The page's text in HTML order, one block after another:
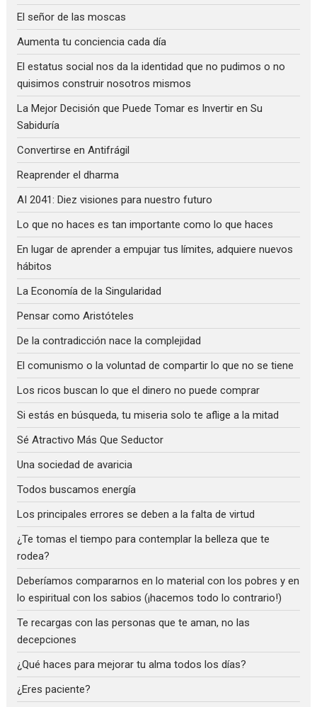
El señor de las moscas
Aumenta tu conciencia cada día
El estatus social nos da la identidad que no pudimos o no
quisimos construir nosotros mismos
La Mejor Decisión que Puede Tomar es Invertir en Su
Sabiduría
Convertirse en Antifrágil
Reaprender el dharma
AI 2041: Diez visiones para nuestro futuro
Lo que no haces es tan importante como lo que haces
En lugar de aprender a empujar tus límites, adquiere nuevos
hábitos
La Economía de la Singularidad
Pensar como Aristóteles
De la contradicción nace la complejidad
El comunismo o la voluntad de compartir lo que no se tiene
Los ricos buscan lo que el dinero no puede comprar
Si estás en búsqueda, tu miseria solo te aflige a la mitad
Sé Atractivo Más Que Seductor
Una sociedad de avaricia
Todos buscamos energía
Los principales errores se deben a la falta de virtud
¿Te tomas el tiempo para contemplar la belleza que te
rodea?
Deberíamos compararnos en lo material con los pobres y en
lo espiritual con los sabios (¡hacemos todo lo contrario!)
Te recargas con las personas que te aman, no las
decepciones
¿Qué haces para mejorar tu alma todos los días?
¿Eres paciente?